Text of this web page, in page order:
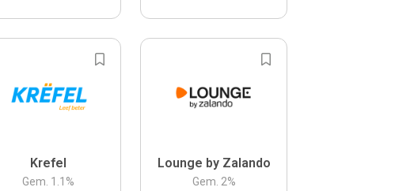
Krefel
Gem. 1.1 %
Lounge by Zalando
Gem. 2%